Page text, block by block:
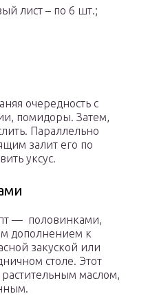
лист – по 6 шт.;
очередность с
помидоры. Затем,
Параллельно
залит его по
уксус.
— половинками,
дополнением к
закуской или
столе. Этот
маслом,